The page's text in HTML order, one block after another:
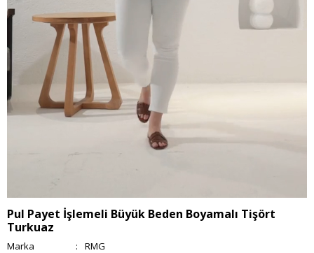
Pul Payet İşlemeli Büyük Beden Boyamalı Tişört
Turkuaz
Marka :
RMG